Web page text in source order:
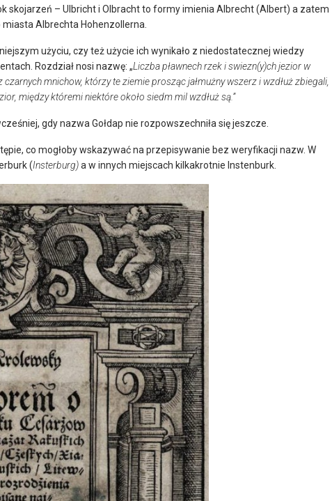
skojarzeń – Ulbricht i Olbracht to formy imienia Albrecht (Albert) a zatem
Albrechta Hohenzollerna.
użyciu, czy też użycie ich wynikało z niedostatecznej wiedzy
Rozdział nosi nazwę: „Liczba pławnech rzek i swiezn(y)ch jezior w
mnichow, którzy te ziemie prosząc jałmużny wszerz i wzdłuż zbiegali,
między któremi niektóre około siedm mil wzdłuż są.”
gdy nazwa Gołdap nie rozpowszechniła się jeszcze.
co mogłoby wskazywać na przepisywanie bez weryfikacji nazw. W
(Insterburg)a w innych miejscach kilkakrotnie Instenburk.